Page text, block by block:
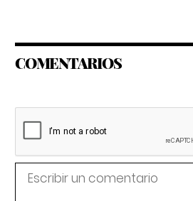
COMENTARIOS